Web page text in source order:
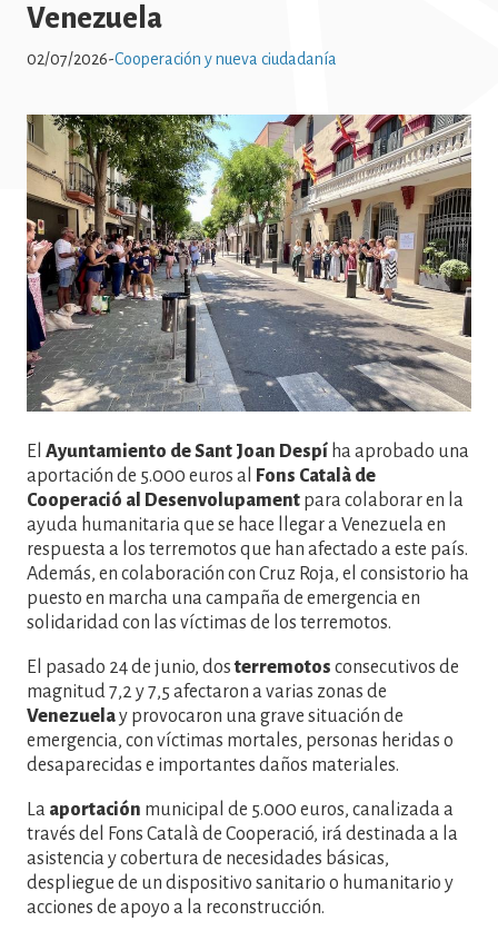
Venezuela
02/07/2026-Cooperación y nueva ciudadanía
Imatge
El Ayuntamiento de Sant Joan Despí ha aprobado una
aportación de 5.000 euros al
Fons Català de
Cooperació al Desenvolupament para colaborar en la
ayuda humanitaria que se hace llegar a Venezuela en
respuesta a los terremotos que han afectado a este país.
Además, en colaboración con Cruz Roja, el consistorio ha
puesto en marcha una campaña de emergencia en
solidaridad con las víctimas de los terremotos.
El pasado 24 de junio, dosterremotos consecutivos de
magnitud 7,2 y 7,5 afectaron a varias zonas de
Venezuelay provocaron una grave situación de
emergencia, con víctimas mortales, personas heridas o
desaparecidas e importantes daños materiales.
La aportación municipal de 5.000 euros, canalizada a
través del Fons Català de Cooperació, irá destinada a la
asistencia y cobertura de necesidades básicas,
despliegue de un dispositivo sanitario o humanitario y
acciones de apoyo a la reconstrucción.